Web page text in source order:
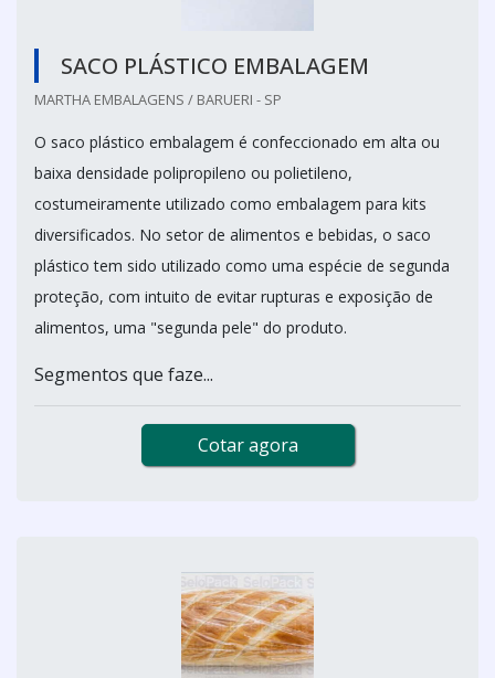
SACO PLÁSTICO EMBALAGEM
MARTHA EMBALAGENS / BARUERI - SP
O saco plástico embalagem é confeccionado em alta ou
baixa densidade polipropileno ou polietileno,
costumeiramente utilizado como embalagem para kits
diversificados. No setor de alimentos e bebidas, o saco
plástico tem sido utilizado como uma espécie de segunda
proteção, com intuito de evitar rupturas e exposição de
alimentos, uma "segunda pele" do produto.
Segmentos que faze...
Cotar agora